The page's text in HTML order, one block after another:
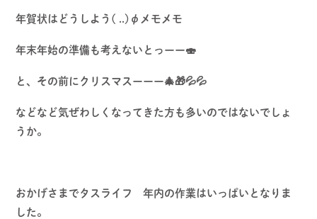
年賀状はどうしよう( ..)φメモメモ
年末年始の準備も考えないとっーー🍣
と、その前にクリスマスーーー🎄🎁💦💦
などなど気ぜわしくなってきた方も多いのではないでしょ
うか。
おかげさまでタスライフ 年内の作業はいっぱいとなりま
した。